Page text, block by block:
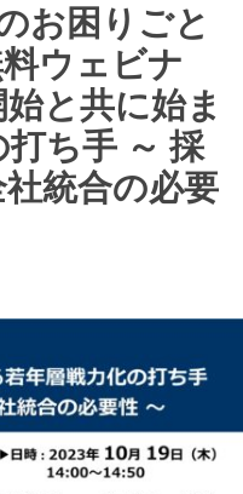
お困りごと
ウェビナ
と共に始ま
ち手 ～ 採
統合の必要